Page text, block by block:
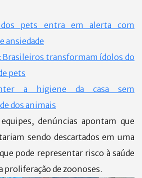
dos pets entra em alerta com
ansiedade
Brasileiros transformam ídolos do
pets
a higiene da casa sem
dos animais
denúncias apontam que
sendo descartados em uma
pode representar risco à saúde
proliferação de zoonoses.